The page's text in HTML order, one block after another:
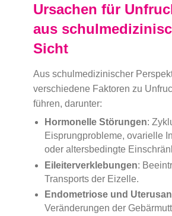
Ursachen für
aus
Sicht
Aus schulmedizinischer
verschiedene Faktoren zu
führen, darunter:
Hormonelle Störungen:
Eisprungprobleme, ovarielle
oder altersbedingte
Eileiterverklebungen:
Transports der Eizelle.
Endometriose und
Veränderungen der